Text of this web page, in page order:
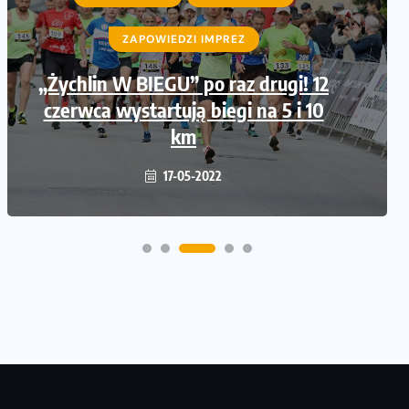
ZAPOWIEDZI IMPREZ
„Żychlin W BIEGU” po raz drugi! 12
czerwca wystartują biegi na 5 i 10
km
17-05-2022